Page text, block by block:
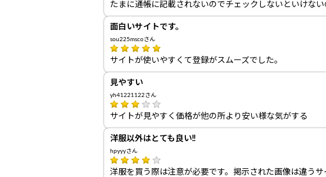
たまに通帳に記載されないのでチェックしないといけな
面白いサイトです。
sou225mscoさん
サイトが使いやすくて登録がスムーズでした。
見やすい
yh41221122さん
サイトが見やすく価格が他の所より安い様な気がする
洋服以外はとても良い‼
hpyyyさん
洋服を買う際は注意が必要です。掲示された画像は違う